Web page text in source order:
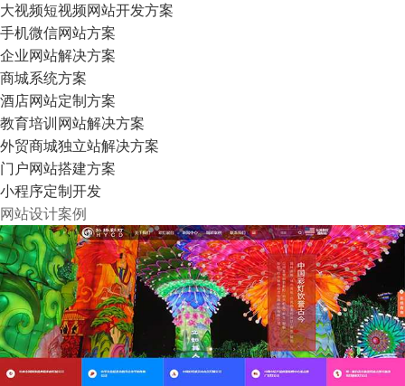
大视频短视频网站开发方案
手机微信网站方案
企业网站解决方案
商城系统方案
酒店网站定制方案
教育培训网站解决方案
外贸商城独立站解决方案
门户网站搭建方案
小程序定制开发
网站设计案例